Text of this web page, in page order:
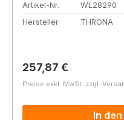
Artikel-Nr.
WL28290
Hersteller
THRONA
Regulärer Preis:
257,87 €
Preise exkl. MwSt. zzgl.
In